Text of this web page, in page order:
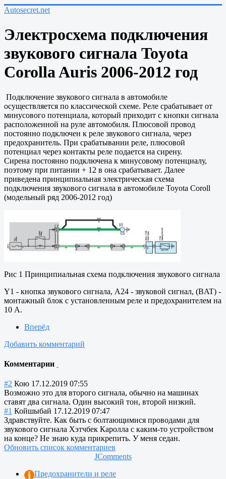
Autosecret.net
Электросхема подключения
звукового сигнала Toyota
Corolla Auris 2006-2012 год
Подключение звукового сигнала в автомобиле
осуществляется по классической схеме. Реле срабатывает от
минусового потенциала, который приходит с кнопки сигнала
расположенной на руле автомобиля. Плюсовой провод
постоянно подключен к реле звукового сигнала, через
предохранитель. При срабатывании реле, плюсовой
потенциал через контакты реле подается на сирену.
Сирена постоянно подключена к минусовому потенциалу,
поэтому при питании + 12 в она срабатывает. Далее
приведена принципиальная электрическая схема
подключения звукового сигнала в автомобиле Toyota Coroll
(модельный ряд 2006-2012 год)
Рис 1 Принципиальная схема подключения звукового сигнала
Y1 - кнопка звукового сигнала, A24 - звуковой сигнал, (BAT) -
монтажный блок с установленным реле и предохранителем на
10 А.
Вперёд
Добавить комментарий
Комментарии
#2 Кою 17.12.2019 07:55
Возможно это для второго сигнала, обычно на машинах
ставят два сигнала. Один высокий тон, второй низкий.
#1 Койшыбай 17.12.2019 07:47
Здравствуйте. Как быть с болтающимися проводами для
звукового сигнала Хэтчбек Каролла с каким-то устройством
на конце? Не знаю куда прикрепить. У меня седан.
Обновить список комментариев
JComments
Предохранители и реле